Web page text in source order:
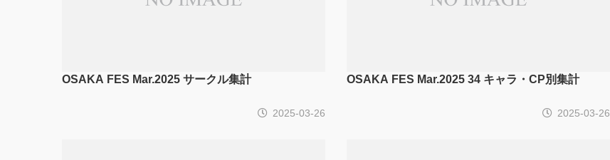
OSAKA FES Mar.2025 サークル集計
2025-03-26
OSAKA FES Mar.2025 34 キャラ・CP別集計
2025-03-26